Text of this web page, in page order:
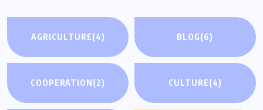
AGRICULTURE(4) BLOG(6)
COOPERATION(2) CULTURE(4)